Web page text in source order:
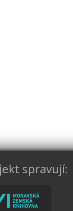
spravují: